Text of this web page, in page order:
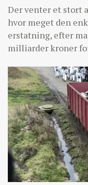
Der venter et stort
hvor meget den
erstatning, efter
milliarder kroner